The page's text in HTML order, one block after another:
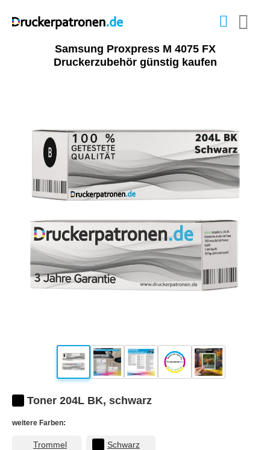
Samsung Proxpress M 4075 FX
Druckerzubehör günstig kaufen
Toner 204L BK, schwarz
weitere Farben:
Trommel
Schwarz